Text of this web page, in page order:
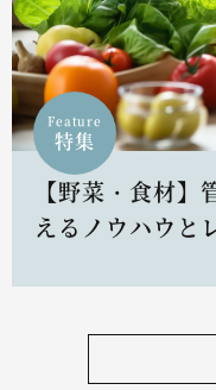
Feature
特集
【野菜・食材
えるノウハウと